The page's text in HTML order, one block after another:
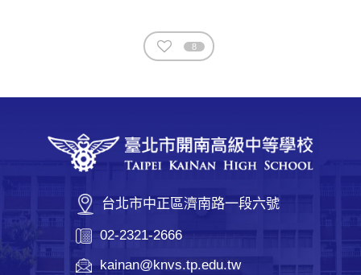
8
台北市中正區濟南路一段六號
02-2321-2666
kainan@knvs.tp.edu.tw